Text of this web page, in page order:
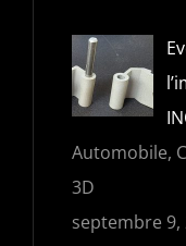
Automobile,
3D
septembre 9,